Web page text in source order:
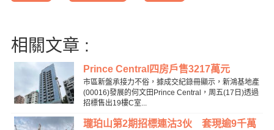
相關文章 :
Prince Central四房戶售3217萬元
市區新盤承接力不俗，據成交紀錄冊顯示，新鴻基地產
(00016)發展的何文田Prince Central，周五(17日)透過
招標售出19樓C室...
瓏珀山第2期招標連沽3伙 套現逾9千萬